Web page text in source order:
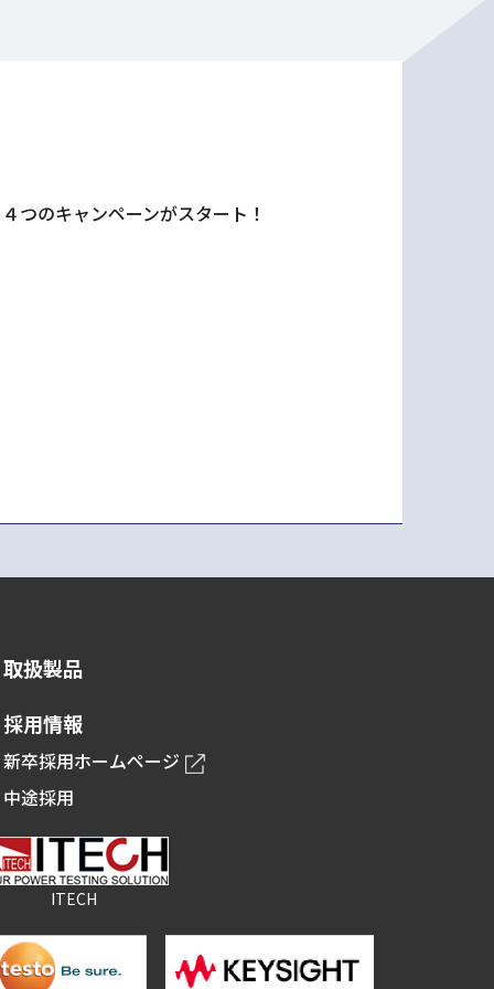
つのキャンペーンがスタート！
取扱製品
採用情報
新卒採用ホームページ
中途採用
ITECH